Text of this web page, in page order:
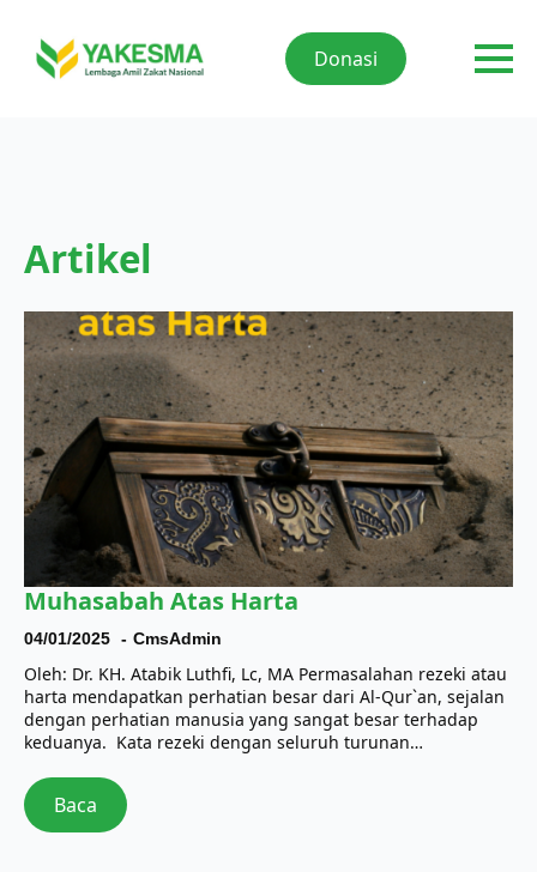
Donasi
Artikel
Muhasabah Atas Harta
04/01/2025 CmsAdmin
Oleh: Dr. KH. Atabik Luthfi, Lc, MA Permasalahan rezeki atau
harta mendapatkan perhatian besar dari Al-Qur`an, sejalan
dengan perhatian manusia yang sangat besar terhadap
keduanya. Kata rezeki dengan seluruh turunan…
Baca